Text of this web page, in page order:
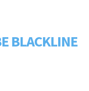
BLACKLINE